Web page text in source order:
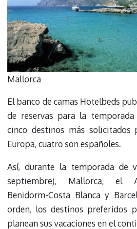
Mallorca
El banco de camas Hotelbeds
de reservas para la
cinco destinos más
Europa, cuatro son españoles.
Así, durante la temporada de
septiembre), Mallorca, el
Benidorm-Costa Blanca y
orden, los destinos preferidos
planean sus vacaciones en el